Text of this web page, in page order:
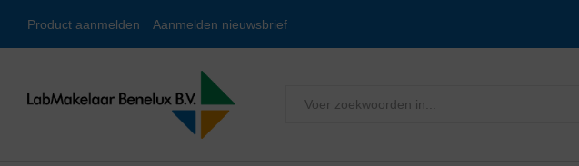
Product aanmelden Aanmelden nieuwsbrief
Alles